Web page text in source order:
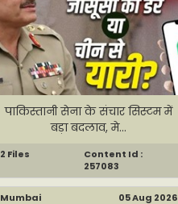
पाकिस्तानी सेना के संचार सिस्टम में
बड़ा बदलाव, मे...
2 Files
Content Id :
257083
Mumbai 05 Aug 2026